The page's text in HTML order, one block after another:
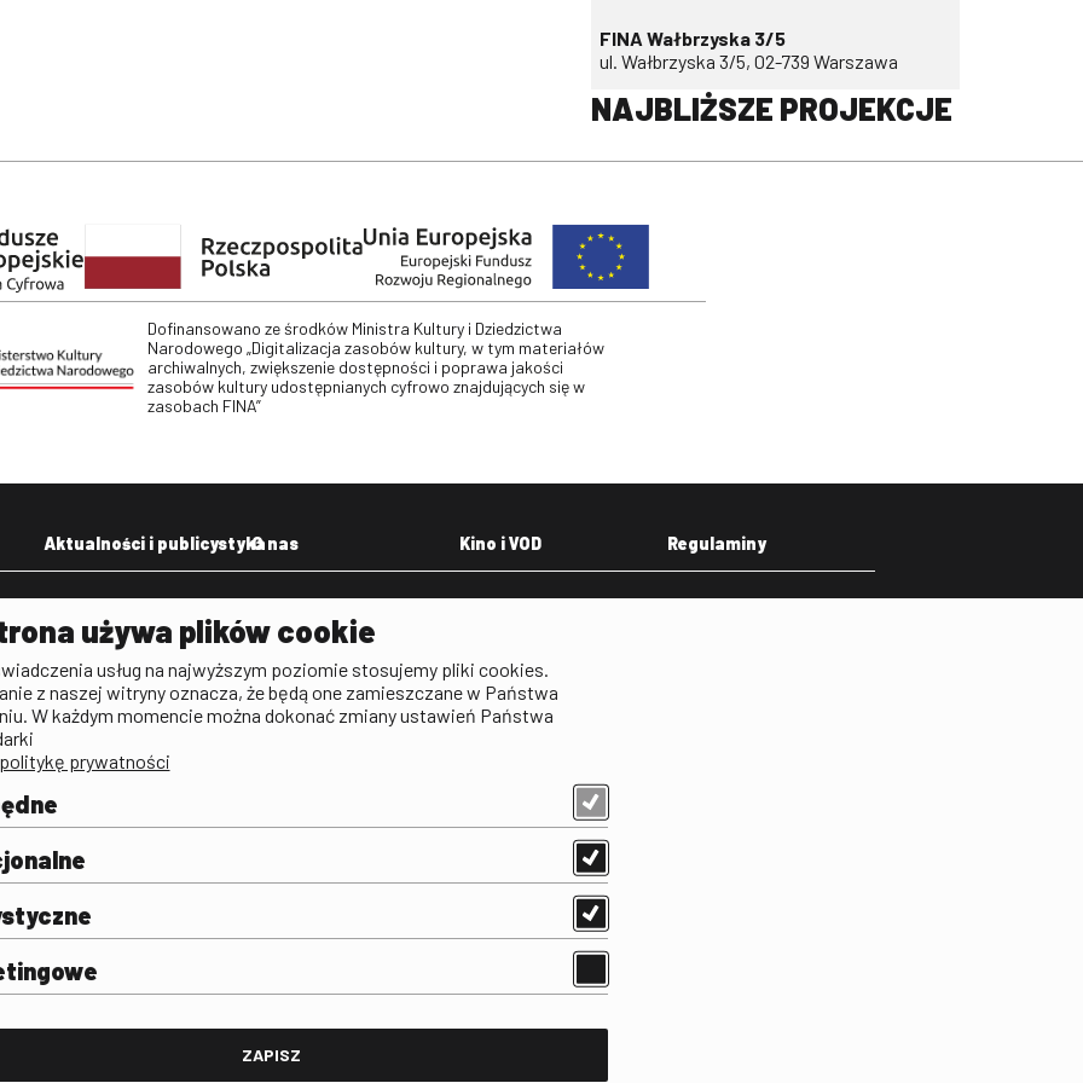
FINA Wałbrzyska 3/5
ul. Wałbrzyska 3/5, 02-739 Warszawa
NAJBLIŻSZE PROJEKCJE
Dofinansowano ze środków Ministra Kultury i Dziedzictwa
Narodowego „Digitalizacja zasobów kultury, w tym materiałów
archiwalnych, zwiększenie dostępności i poprawa jakości
zasobów kultury udostępnianych cyfrowo znajdujących się w
zasobach FINA”
i
Aktualności i publicystyka
Aktualności
Publicystyka filmowa
O nas
Deklaracja dostępności
Polityka antykorupcyjna
Praca w FINA
Kino i VOD Regulaminy
używa plików cookie
usług na najwyższym poziomie stosujemy pliki cookies.
z naszej witryny oznacza, że będą one zamieszczane w Państwa
W każdym momencie można dokonać zmiany ustawień Państwa
prywatności
ZAPISZ